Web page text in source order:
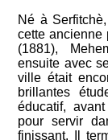
Né à
cette ancienne
(1881),
ensuite avec
ville était
brillantes
éducatif,
pour servir
finissant. Il